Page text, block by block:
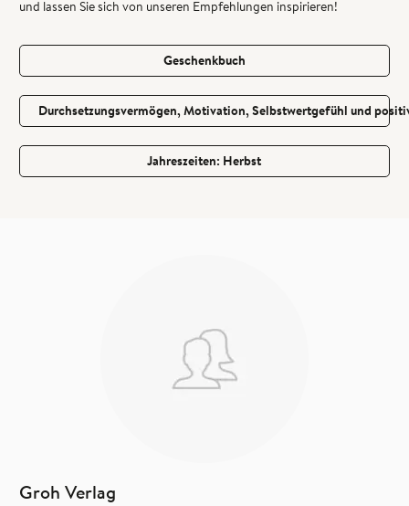
und lassen Sie sich von unseren Empfehlungen inspirieren!
Geschenkbuch
Durchsetzungsvermögen, Motivation, Selbstwertgefühl und
Jahreszeiten: Herbst
Groh Verlag